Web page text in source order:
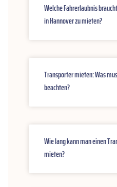
Welche Fahrerlaubnis
in Hannover zu mieten?
Transporter mieten: Was
beachten?
Wie lang kann man einen
mieten?